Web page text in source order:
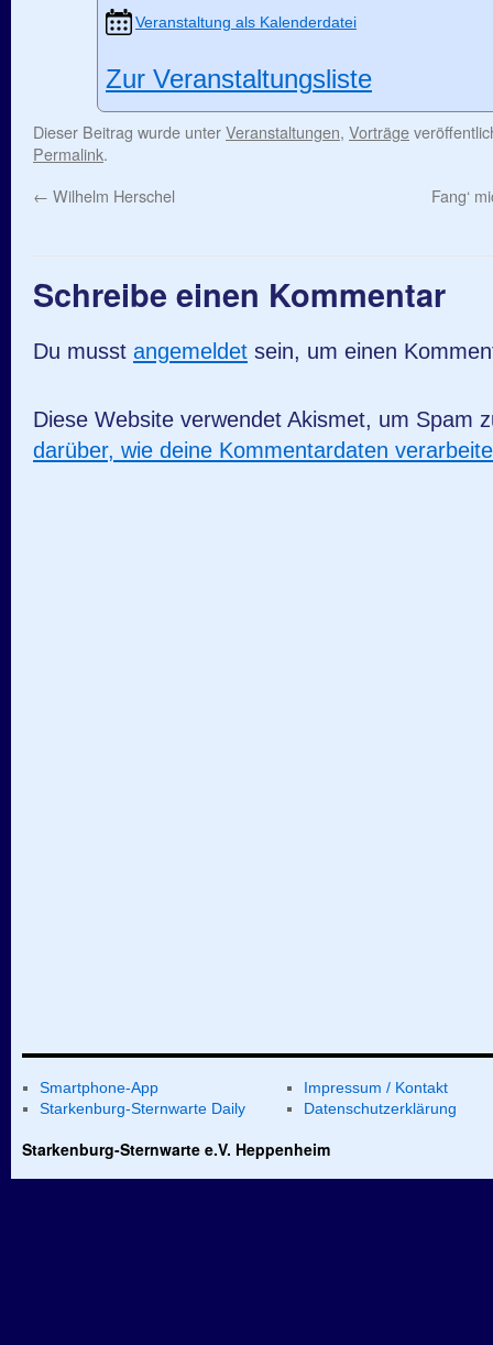
Veranstaltung als Kalenderdatei
Zur Veranstaltungsliste
Dieser Beitrag wurde unterVeranstaltungen, Vorträge
Permalink.
← Wilhelm Herschel Fang‘
Schreibe einen Kommentar
Du musst angemeldet sein, um einen
Diese Website verwendet Akismet, um Spam
darüber, wie deine Kommentardaten
Smartphone-App
Starkenburg-Sternwarte Daily
Impressum / Kontakt
Datenschutzerklärung
Starkenburg-Sternwarte e.V. Heppenheim